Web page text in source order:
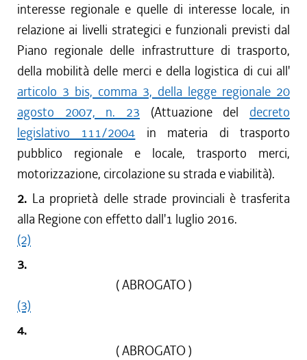
interesse regionale e quelle di interesse locale, in
relazione ai livelli strategici e funzionali previsti dal
Piano regionale delle infrastrutture di trasporto,
della mobilità delle merci e della logistica di cui all'
articolo 3 bis, comma 3, della legge regionale 20
agosto 2007, n. 23 (Attuazione del decreto
legislativo 111/2004 in materia di trasporto
pubblico regionale e locale, trasporto merci,
motorizzazione, circolazione su strada e viabilità).
2. La proprietà delle strade provinciali è trasferita
alla Regione con effetto dall'1 luglio 2016.
(2)
3.
( ABROGATO )
(3)
4.
( ABROGATO )